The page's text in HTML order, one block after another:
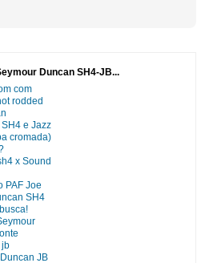
Duncan SH4-JB...
com
rodded
e Jazz
cromada)
x Sound
PAF Joe
SH4
JB